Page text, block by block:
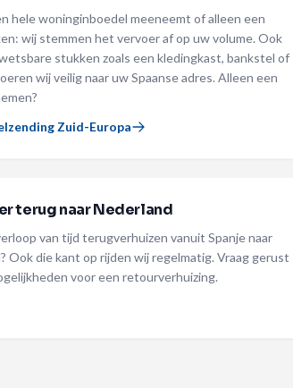
hele woninginboedel meeneemt of alleen een
wij stemmen het vervoer af op uw volume. Ook
stukken zoals een kledingkast, bankstel of
wij veilig naar uw Spaanse adres. Alleen een
Zuid-Europa
terug naar Nederland
van tijd terugverhuizen vanuit Spanje naar
Ook die kant op rijden wij regelmatig. Vraag gerust
voor een retourverhuizing.